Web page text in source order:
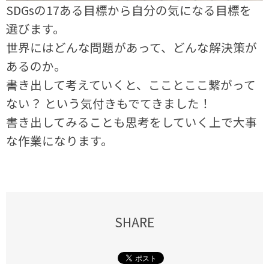
SDGsの17ある目標から自分の気になる目標を
選びます。
世界にはどんな問題があって、どんな解決策が
あるのか。
書き出して考えていくと、こことここ繋がって
ない？ という気付きもでてきました！
書き出してみることも思考をしていく上で大事
な作業になります。
SHARE